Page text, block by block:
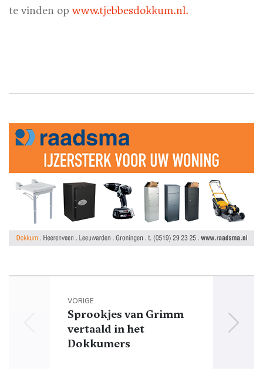
te vinden opwww.tjebbesdokkum.nl.
VORIGE
Sprookjes van Grimm
vertaald in het
Dokkumers